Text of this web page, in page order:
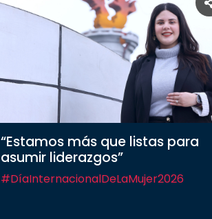
“Estamos más que listas para
asumir liderazgos”
#DíaInternacionalDeLaMujer2026